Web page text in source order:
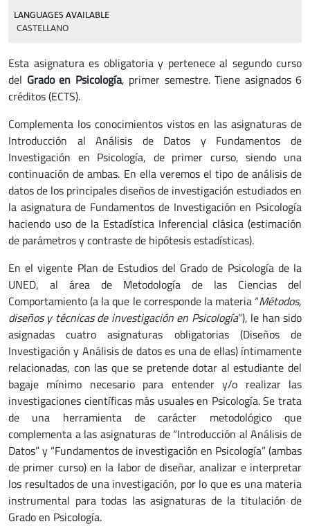
LANGUAGES AVAILABLE
CASTELLANO
Esta asignatura es obligatoria y pertenece al segundo curso
del Grado en Psicología, primer semestre. Tiene asignados 6
créditos (ECTS).
Complementa los conocimientos vistos en las asignaturas de
Introducción al Análisis de Datos y Fundamentos de
Investigación en Psicología, de primer curso, siendo una
continuación de ambas. En ella veremos el tipo de análisis de
datos de los principales diseños de investigación estudiados en
la asignatura de Fundamentos de Investigación en Psicología
haciendo uso de la Estadística Inferencial clásica (estimación
de parámetros y contraste de hipótesis estadísticas).
En el vigente Plan de Estudios del Grado de Psicología de la
UNED, al área de Metodología de las Ciencias del
Comportamiento (a la que le corresponde la materia “Métodos,
diseños y técnicas de investigación en Psicología”), le han sido
asignadas cuatro asignaturas obligatorias (Diseños de
Investigación y Análisis de datos es una de ellas) íntimamente
relacionadas, con las que se pretende dotar al estudiante del
bagaje mínimo necesario para entender y/o realizar las
investigaciones científicas más usuales en Psicología. Se trata
de una herramienta de carácter metodológico que
complementa a las asignaturas de “Introducción al Análisis de
Datos” y “Fundamentos de investigación en Psicología” (ambas
de primer curso) en la labor de diseñar, analizar e interpretar
los resultados de una investigación, por lo que es una materia
instrumental para todas las asignaturas de la titulación de
Grado en Psicología.